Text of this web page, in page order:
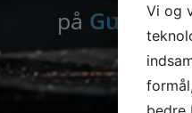
på Guede.dk
Vi og